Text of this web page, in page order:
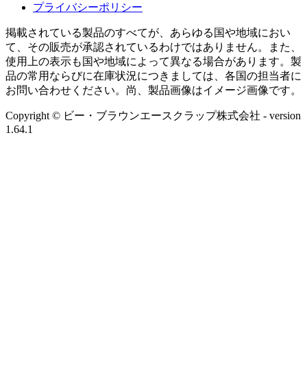
プライバシーポリシー
掲載されている製品のすべてが、あらゆる国や地域におい
て、その販売が承認されているわけではありません。また、
使用上の表示も国や地域によって異なる場合があります。製
品の常用ならびに在庫状況につきましては、各国の担当者に
お問い合わせください。尚、製品画像はイメージ画像です。
Copyright © ビー・ブラウンエースクラップ株式会社 - version
1.64.1